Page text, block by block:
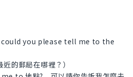
could you please tell me to the
的郵局在哪裡？）